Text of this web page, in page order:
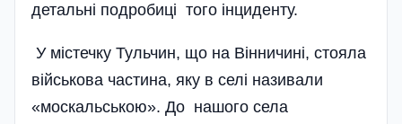
детальні подробиці того інциденту.
У містечку Тульчин, що на Вінничині, стояла
військова частина, яку в селі називали
«москальською». До нашого села